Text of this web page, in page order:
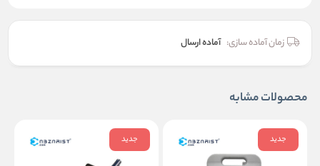
زمان آماده سازی: آماده ارسال
محصولات مشابه
جدید جدید